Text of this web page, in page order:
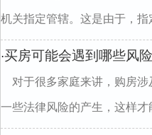
机关指定管辖。这是由于，
·买房可能会遇到哪些风险
对于很多家庭来讲，购房
一些法律风险的产生，这样